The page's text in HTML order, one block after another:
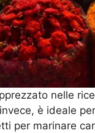
nelle
è ideale
per marinare